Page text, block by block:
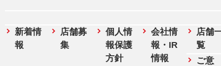
新着情
報
店舗募
集
個人情
報保護
方針
会社情
報・IR
情報
店舗
覧
ご意